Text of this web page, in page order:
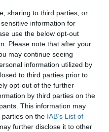
sharing to third parties, or
information for
use the below opt-out
Please note that after your
may continue seeing
information utilized by
to third parties prior to
opt-out of the further
by third parties on the
This information may
parties on the IAB’s List of
further disclose it to other
nuovi positivi
casi nel Pistoiese
casi nel Pistoiese
casi nel Pistoiese
nuovi contagi in un giorno